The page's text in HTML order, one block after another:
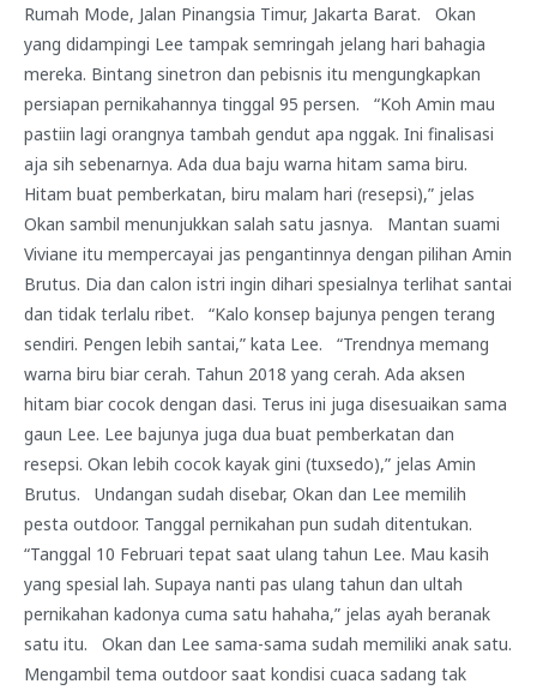
Rumah Mode, Jalan Pinangsia Timur, Jakarta Barat. Okan
yang didampingi Lee tampak semringah jelang hari bahagia
mereka. Bintang sinetron dan pebisnis itu mengungkapkan
persiapan pernikahannya tinggal 95 persen. “Koh Amin mau
pastiin lagi orangnya tambah gendut apa nggak. Ini finalisasi
aja sih sebenarnya. Ada dua baju warna hitam sama biru.
Hitam buat pemberkatan, biru malam hari (resepsi),” jelas
Okan sambil menunjukkan salah satu jasnya. Mantan suami
Viviane itu mempercayai jas pengantinnya dengan pilihan Amin
Brutus. Dia dan calon istri ingin dihari spesialnya terlihat santai
dan tidak terlalu ribet. “Kalo konsep bajunya pengen terang
sendiri. Pengen lebih santai,” kata Lee. “Trendnya memang
warna biru biar cerah. Tahun 2018 yang cerah. Ada aksen
hitam biar cocok dengan dasi. Terus ini juga disesuaikan sama
gaun Lee. Lee bajunya juga dua buat pemberkatan dan
resepsi. Okan lebih cocok kayak gini (tuxsedo),” jelas Amin
Brutus. Undangan sudah disebar, Okan dan Lee memilih
pesta outdoor. Tanggal pernikahan pun sudah ditentukan.
“Tanggal 10 Februari tepat saat ulang tahun Lee. Mau kasih
yang spesial lah. Supaya nanti pas ulang tahun dan ultah
pernikahan kadonya cuma satu hahaha,” jelas ayah beranak
satu itu. Okan dan Lee sama-sama sudah memiliki anak satu.
Mengambil tema outdoor saat kondisi cuaca sadang tak